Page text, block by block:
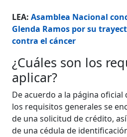
LEA:Asamblea Nacional
Glenda Ramos por su
contra el cáncer
¿Cuáles son los
aplicar?
De acuerdo a la página oficial
los requisitos generales se
de una solicitud de crédito,
de una cédula de